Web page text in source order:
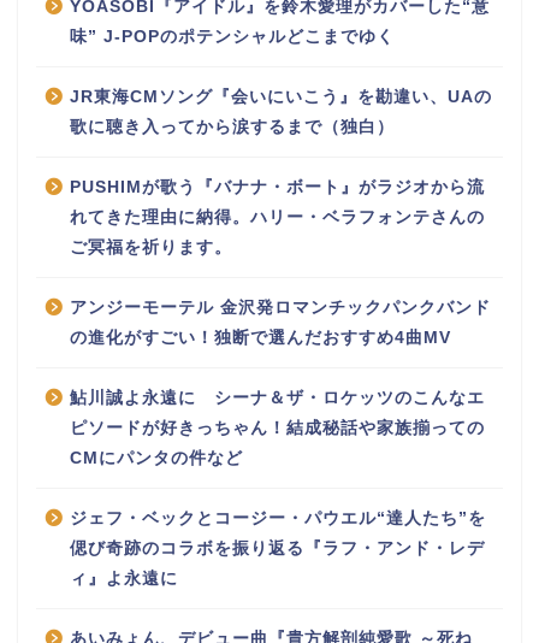
YOASOBI『アイドル』を鈴木愛理がカバーした“意
味” J-POPのポテンシャルどこまでゆく
JR東海CMソング『会いにいこう』を勘違い、UAの
歌に聴き入ってから涙するまで（独白）
PUSHIMが歌う『バナナ・ボート』がラジオから流
れてきた理由に納得。ハリー・ベラフォンテさんの
ご冥福を祈ります。
アンジーモーテル 金沢発ロマンチックパンクバンド
の進化がすごい！独断で選んだおすすめ4曲MV
鮎川誠よ永遠に シーナ＆ザ・ロケッツのこんなエ
ピソードが好きっちゃん！結成秘話や家族揃っての
CMにパンタの件など
ジェフ・ベックとコージー・パウエル“達人たち”を
偲び奇跡のコラボを振り返る『ラフ・アンド・レデ
ィ』よ永遠に
あいみょん、デビュー曲『貴方解剖純愛歌 ～死ね